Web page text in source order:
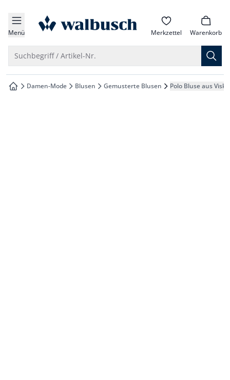
springen
springen
springen
springen
Menü zur Startseite Merkzettel Warenkorb
Suchbegriff / Artikel-Nr.
zur Startseite
Damen-Mode Blusen Gemusterte Blusen Polo Bluse aus